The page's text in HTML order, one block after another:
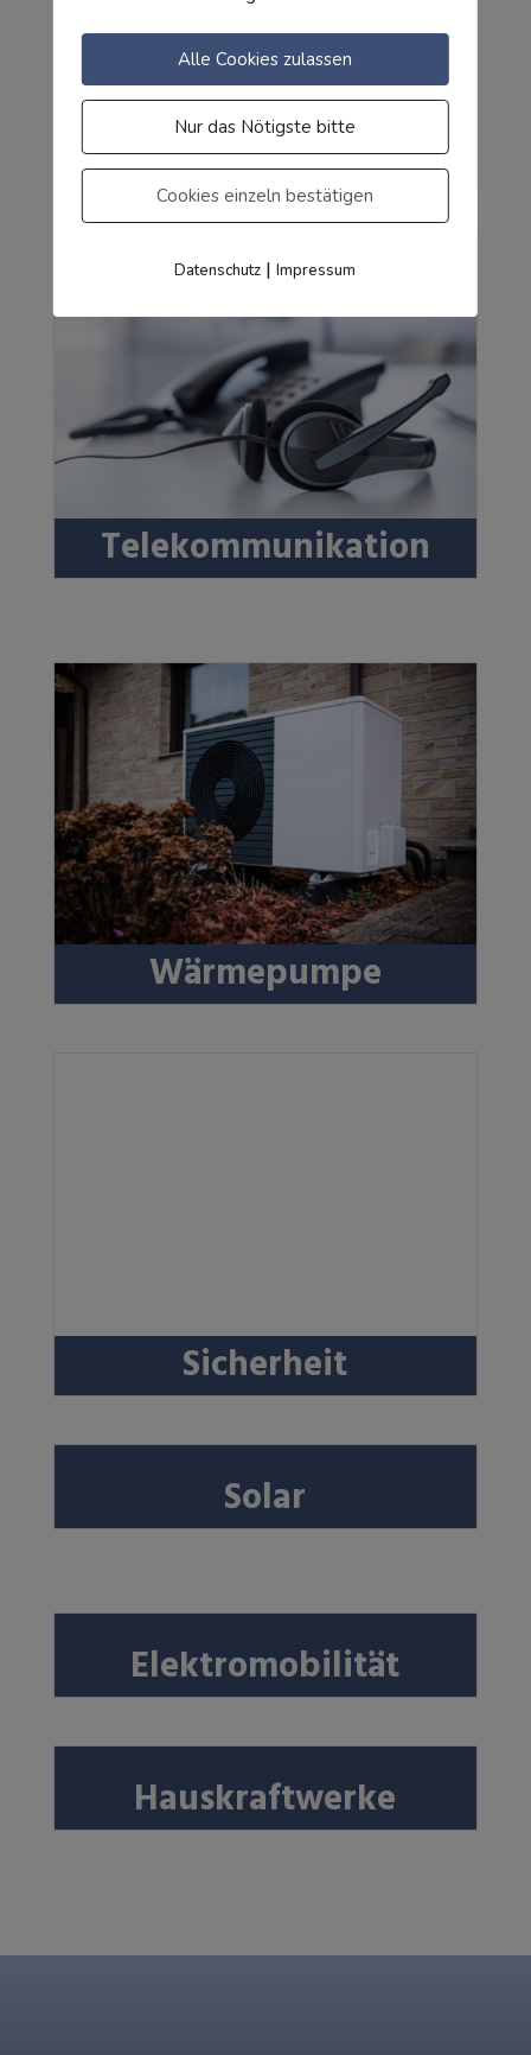
Klima / Kälte
Telekommunikation
Wärmepumpe
Sicherheit
Solar
Elektromobilität
Hauskraftwerke
Alle Cookies zulassen
Nur das Nötigste bitte
Cookies einzeln bestätigen
Datenschutz |Impressum